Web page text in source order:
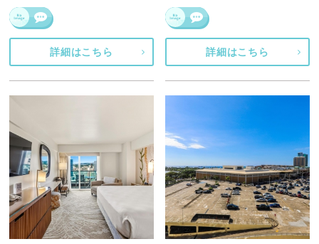
詳細はこちら 詳細はこちら